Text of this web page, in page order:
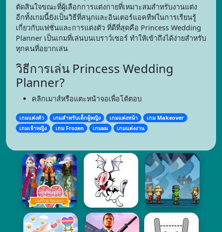
ตัดสินใจขณะที่ผู้เลือกการแต่งกายที่เหมาะสมสำหรับงานแต่ง
อีกทั้งเกมนี้ยังเป็นวิธีที่สนุกและอินเตอร์แอคทีฟในการเรียนรู้
เกี่ยวกับแฟชั่นและการแต่งตัว ที่ดีที่สุดคือ Princess Wedding
Planner เป็นเกมที่เล่นบนเบราว์เซอร์ ทำให้เข้าถึงได้ง่ายสำหรับ
ทุกคนที่อยากเล่น
วิธีการเล่น Princess Wedding
Planner?
คลิกเมาส์หรือแตะหน้าจอเพื่อโต้ตอบ
เกมแต่งตัว เกมสำหรับเด็กผู้หญิง เกมแต่งหน้า
เกม Makeover
เกมเจ้าหญิง
เกม Frozen เกมผม เกมแต่งงาน